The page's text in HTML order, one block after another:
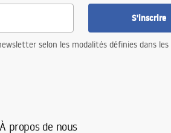
S'inscrire
selon les modalités définies dans les
À propos de nous